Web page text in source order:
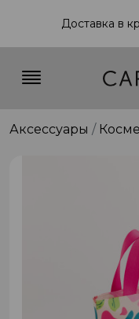
Доставка в
Аксессуары